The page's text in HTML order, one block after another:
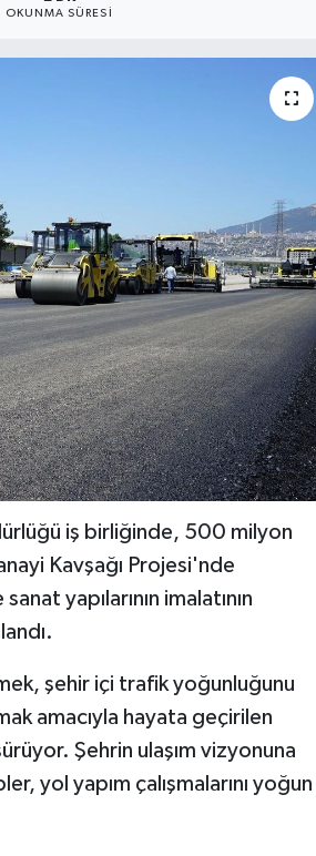
OKUNMA SÜRESI
iş birliğinde, 500 milyon
Kavşağı Projesi'nde
yapılarının imalatının
şehir içi trafik yoğunluğunu
amacıyla hayata geçirilen
Şehrin ulaşım vizyonuna
yol yapım çalışmalarını yoğun